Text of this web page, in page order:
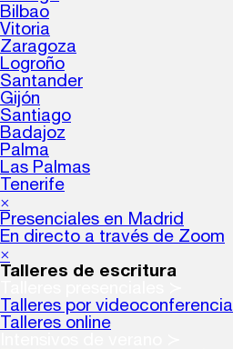
Bilbao
Vitoria
Zaragoza
Logroño
Santander
Gijón
Santiago
Badajoz
Palma
Las Palmas
Tenerife
×
Presenciales en Madrid
En directo a través de Zoom
×
Talleres de escritura
Talleres por videoconferencia
Talleres online